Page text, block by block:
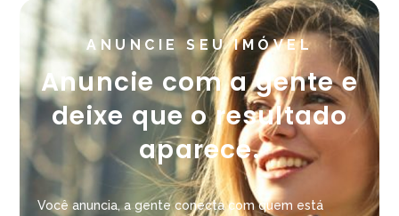
ANUNCIE SEU IMÓVEL
Anuncie com a gente e
deixe que o resultado
aparece.
Você anuncia, a gente conecta com quem está